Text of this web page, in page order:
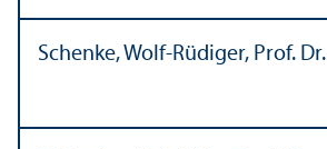
Schenke, Wolf-Rüdiger, Prof. Dr.